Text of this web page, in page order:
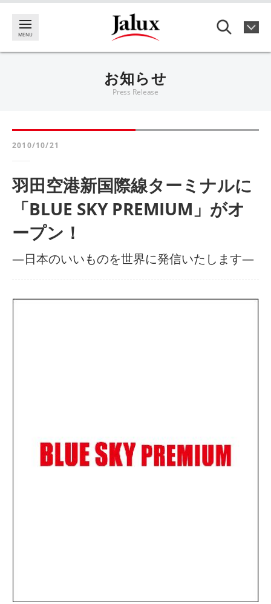
お知らせ
Press Release
2010/10/21
羽田空港新国際線ターミナルに
「BLUE SKY PREMIUM」がオ
ープン！
―日本のいいものを世界に発信いたします―